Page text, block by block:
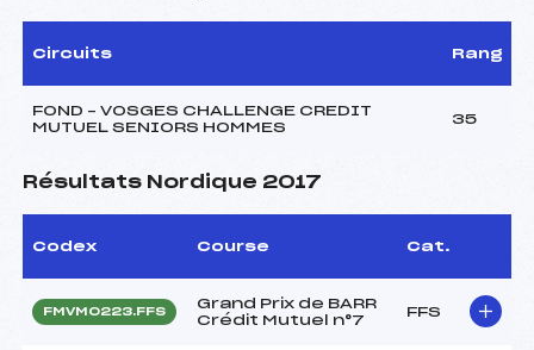
Circuits Rang
FOND – VOSGES CHALLENGE CREDIT
MUTUEL SENIORS HOMMES
35
Résultats Nordique 2017
Codex Course Cat.
FMVM0223.FFS
Grand Prix de BARR
Crédit Mutuel n°7
FFS